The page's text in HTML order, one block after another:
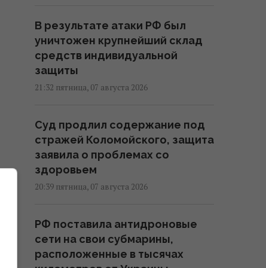
В результате атаки РФ был
уничтожен крупнейший склад
средств индивидуальной
защиты
21:32 пятница, 07 августа 2026
Суд продлил содержание под
стражей Коломойского, защита
заявила о проблемах со
здоровьем
20:39 пятница, 07 августа 2026
РФ поставила антидроновые
сети на свои субмарины,
расположенные в тысячах